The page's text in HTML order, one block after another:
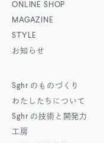
ONLINE SHOP
MAGAZINE
STYLE
お知らせ
Sghr のものづくり
わたしたちについて
Sghr の技術と開発力
工房